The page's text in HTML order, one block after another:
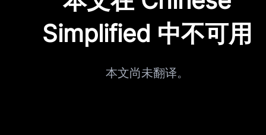
Simplified 中不可用
本文尚未翻译。